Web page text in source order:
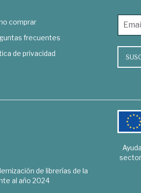
comprar
frecuentes
de privacidad
de librerías de la
al año 2024
sector